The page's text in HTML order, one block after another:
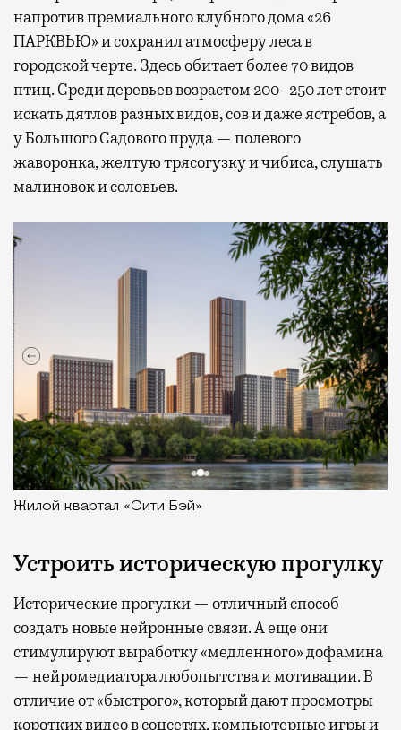
напротив премиального клубного дома «26
ПАРКВЬЮ» и сохранил атмосферу леса в
городской черте. Здесь обитает более 70 видов
птиц. Среди деревьев возрастом 200–250 лет стоит
искать дятлов разных видов, сов и даже ястребов, а
у Большого Садового пруда — полевого
жаворонка, желтую трясогузку и чибиса, слушать
малиновок и соловьев.
Жилой квартал «Сити Бэй»
Устроить историческую прогулку
Исторические прогулки — отличный способ
создать новые нейронные связи. А еще они
стимулируют выработку «медленного» дофамина
— нейромедиатора любопытства и мотивации. В
отличие от «быстрого», который дают просмотры
коротких видео в соцсетях, компьютерные игры и